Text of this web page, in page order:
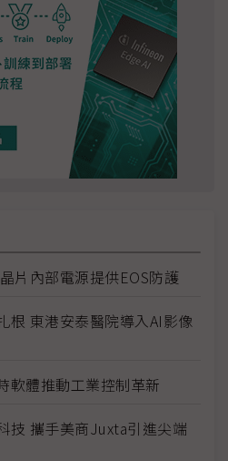
片內部電源提供EOS防護
根 東港安泰醫院導入AI影像
軟體推動工業控制革新
技 攜手美商Juxta引進尖端